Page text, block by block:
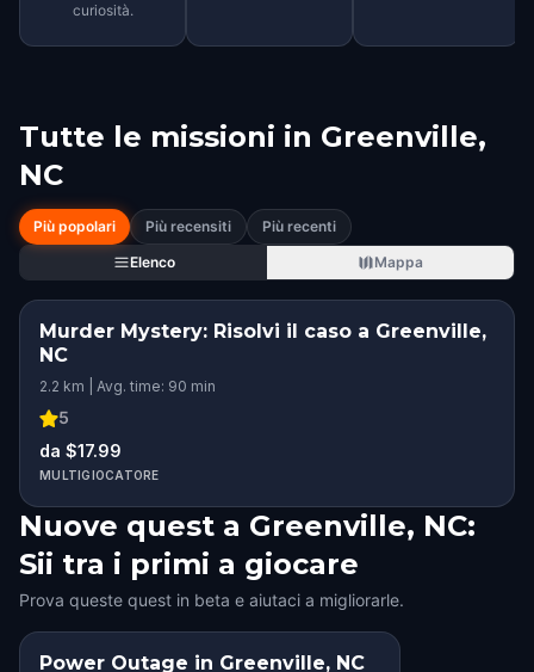
curiosità.
Tutte le missioni in Greenville,
NC
Più popolari Più recensiti
Più recenti
Elenco
Mappa
Murder Mystery: Risolvi il caso a Greenville,
NC
2.2 km | Avg. time: 90 min
5
da $17.99
MULTIGIOCATORE
Nuove quest a Greenville, NC:
Sii tra i primi a giocare
Prova queste quest in beta e aiutaci a migliorarle.
Power Outage in Greenville, NC